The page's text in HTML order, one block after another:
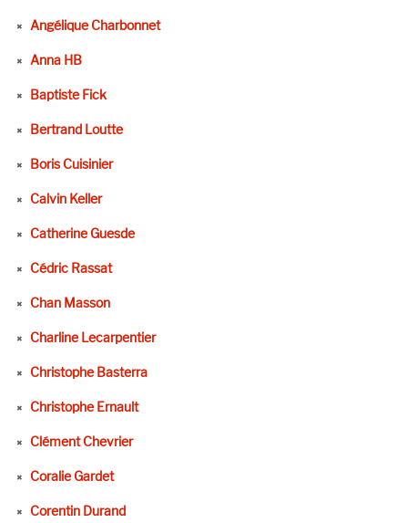
Angélique Charbonnet
Anna HB
Baptiste Fick
Bertrand Loutte
Boris Cuisinier
Calvin Keller
Catherine Guesde
Cédric Rassat
Chan Masson
Charline Lecarpentier
Christophe Basterra
Christophe Ernault
Clément Chevrier
Coralie Gardet
Corentin Durand